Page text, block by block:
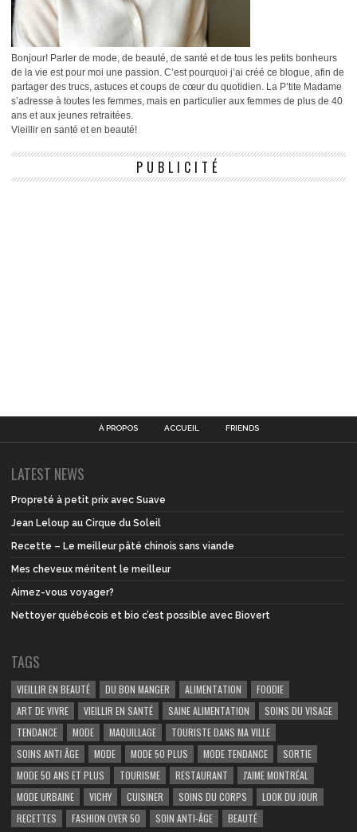
Bonjour! Parler de mode, de beauté, de santé et de tous les petits bonheurs
de la vie est pour moi une passion. C’est pourquoi j’ai créé ce blogue, afin de
partager des trucs, astuces et coups de cœur du quotidien. La P’tite Madame
s’adresse à toutes les femmes, mais en particulier aux femmes de plus de 40
ans et aux jeunes retraitées.
Vieillir en santé et en beauté!
PUBLICITÉ
À PROPOS ACCUEIL FRIENDS
LATEST NEWS
Propreté à petit prix avec Suave
Jean Leloup au Cirque du Soleil
Recette – Le meilleur pâté chinois sans viande
Mes cheveux méritent le meilleur
Aimez-vous voyager?
Nettoyer québécois et bio c’est possible avec Biovert
TAGS
VIEILLIR EN BEAUTÉ DU BON MANGER ALIMENTATION
FOODIE
ART DE VIVRE
VIEILLIR EN SANTÉ SAINE ALIMENTATION
SOINS DU VISAGE
TENDANCE
MODE MAQUILLAGE
TOURISTE DANS MA VILLE
SOINS ANTI ÂGE
MODE MODE 50 PLUS MODE TENDANCE
SORTIE
MODE 50 ANS ET PLUS
TOURISME RESTAURANT
J'AIME MONTRÉAL
MODE URBAINE
VICHY CUISINER SOINS DU CORPS
LOOK DU JOUR
RECETTES
FASHION OVER 50 SOIN ANTI-ÂGE BEAUTÉ